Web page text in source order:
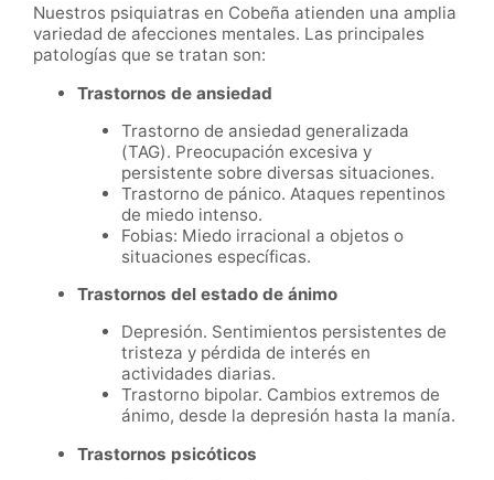
Nuestros psiquiatras en Cobeña atienden una amplia
variedad de afecciones mentales. Las principales
patologías que se tratan son:
Trastornos de ansiedad
Trastorno de ansiedad generalizada
(TAG). Preocupación excesiva y
persistente sobre diversas situaciones.
Trastorno de pánico. Ataques repentinos
de miedo intenso.
Fobias: Miedo irracional a objetos o
situaciones específicas.
Trastornos del estado de ánimo
Depresión. Sentimientos persistentes de
tristeza y pérdida de interés en
actividades diarias.
Trastorno bipolar. Cambios extremos de
ánimo, desde la depresión hasta la manía.
Trastornos psicóticos